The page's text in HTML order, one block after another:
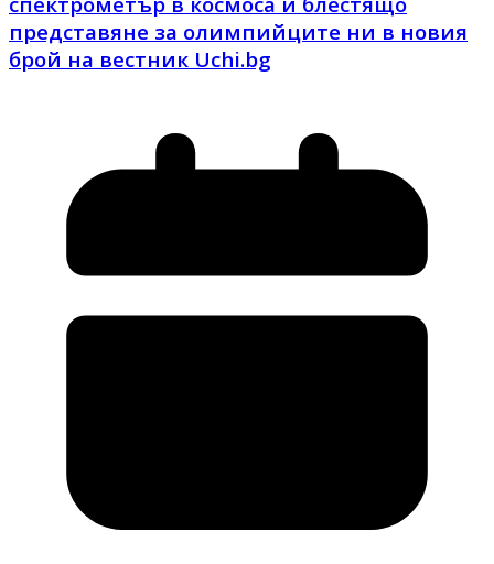
представяне за олимпийците ни в новия
брой на вестник Uchi.bg